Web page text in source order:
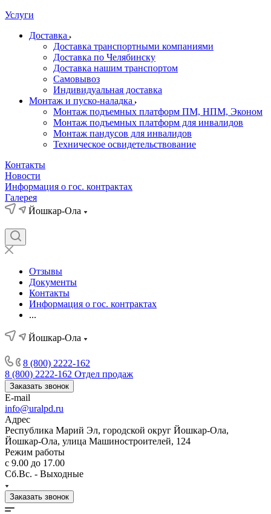
Услуги
Доставка
Доставка транспортными компаниями
Доставка по Челябинску
Доставка нашим транспортом
Самовывоз
Индивидуальная доставка
Монтаж и пуско-наладка
Монтаж подъемных платформ ПМ, НПМ, Эконом
Монтаж подъемных платформ для инвалидов
Монтаж пандусов для инвалидов
Техническое освидетельствование
Контакты
Новости
Информация о гос. контрактах
Галерея
Йошкар-Ола
Отзывы
Документы
Контакты
Информация о гос. контрактах
...
Йошкар-Ола
8 (800) 2222-162
8 (800) 2222-162 Отдел продаж
Заказать звонок
E-mail
info@uralpd.ru
Адрес
Республика Марий Эл, городской округ Йошкар-Ола,
Йошкар-Ола, улица Машиностроителей, 124
Режим работы
с 9.00 до 17.00
Сб.Вс. - Выходные
Заказать звонок